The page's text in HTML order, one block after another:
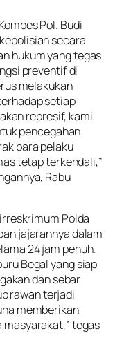
Pol. Budi
secara
hukum yang tegas
preventif di
melakukan
setiap
represif, kami
pencegahan
para pelaku
tetap terkendali,”
Rabu
Polda
jajarannya dalam
24 jam penuh.
Begal yang siap
dan sebar
rawan terjadi
memberikan
tegas